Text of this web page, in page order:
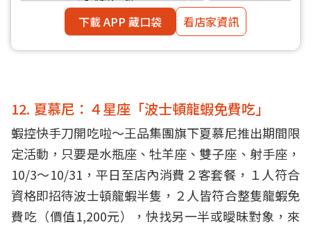
下載 APP 藏口袋 看店家資訊
12. 夏慕尼：４星座「波士頓龍蝦免費吃」
蝦控快手刀開吃啦～王品集團旗下夏慕尼推出期間限
定活動，只要是水瓶座、牡羊座、雙子座、 射手座，
10/3～10/31，平日至店內消費２客套餐，１人符合
資格即招待波士頓龍蝦半隻，２人皆符合整隻龍蝦免
費吃（價值1,200元），快找另一半或曖昧對象，來